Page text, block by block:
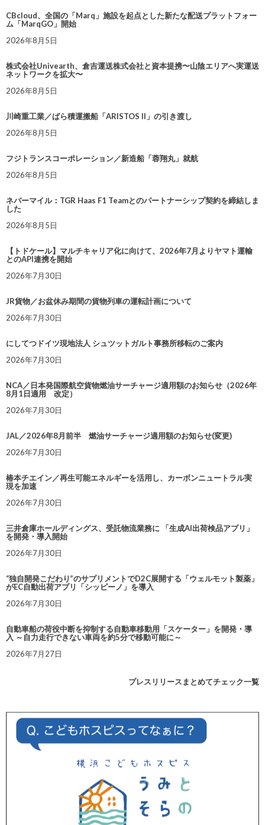
CBcloud、全国の「Marq」施設を起点とした新たな配送プラットフォー
ム「MarqGO」開始
2026年8月5日
株式会社Univearth、倉吉運送株式会社と資本提携〜山陰エリアへ実運送
ネットワークを拡大〜
2026年8月5日
川崎重工業／ばら積運搬船「ARISTOS II」の引き渡し
2026年8月5日
フジトランスコーポレーション／新造船「蓉翔丸」就航
2026年8月5日
ネバーマイル：TGR Haas F1 Teamとのパートナーシップ契約を締結しま
した
2026年8月5日
【トドケール】マルチキャリア化に向けて、2026年7月よりヤマト運輸
とのAPI連携を開始
2026年7月30日
JR貨物／お盆休み期間の貨物列車の運転計画について
2026年7月30日
にしてつドイツ現地法人 シュツットガルト事務所移転のご案内
2026年7月30日
NCA／日本発国際航空貨物燃油サーチャージ適用額のお知らせ（2026年
8月1日適用 改定）
2026年7月30日
JAL／2026年8月前半 燃油サーチャージ適用額のお知らせ(変更)
2026年7月30日
椿本チエイン／再生可能エネルギーを活用し、カーボンニュートラル実
現を加速
2026年7月30日
三井倉庫ホールディングス、受託物流業務に 「生成AI出荷検品アプリ」
を開発・導入開始
2026年7月30日
“独自開発こだわり”のサプリメントでD2C展開する「ウェルモット製薬」
がEC自動出荷アプリ「シッピーノ」を導入
2026年7月30日
自動車船の荷役中断を抑制する自動車移動用「スケーター」を開発・導
入 ～自力走行できない車両を約5分で移動可能に～
2026年7月27日
プレスリリースまとめてチェック一覧